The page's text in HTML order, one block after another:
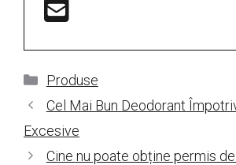
Categorii
Produse
Cel Mai Bun Deodorant
Excesive
Cine nu poate obține permis